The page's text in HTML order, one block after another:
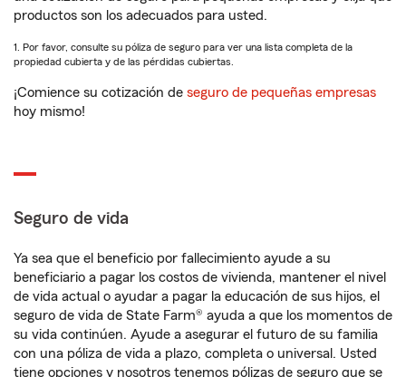
productos son los adecuados para usted.
1. Por favor, consulte su póliza de seguro para ver una lista completa de la
propiedad cubierta y de las pérdidas cubiertas.
¡Comience su cotización de seguro de pequeñas empresas
hoy mismo!
Seguro de vida
Ya sea que el beneficio por fallecimiento ayude a su
beneficiario a pagar los costos de vivienda, mantener el nivel
de vida actual o ayudar a pagar la educación de sus hijos, el
seguro de vida de State Farm® ayuda a que los momentos de
su vida continúen. Ayude a asegurar el futuro de su familia
con una póliza de vida a plazo, completa o universal. Usted
tiene opciones y nosotros tenemos pólizas de seguro que se